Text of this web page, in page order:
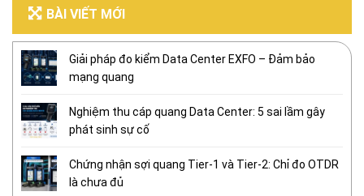
BÀI VIẾT MỚI
Giải pháp đo kiểm Data Center EXFO – Đảm bảo
mạng quang
Nghiệm thu cáp quang Data Center: 5 sai lầm gây
phát sinh sự cố
Chứng nhận sợi quang Tier-1 và Tier-2: Chỉ đo OTDR
là chưa đủ